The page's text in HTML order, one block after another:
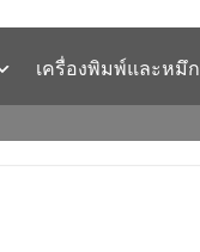
เครื่องพิมพ์และหมึก